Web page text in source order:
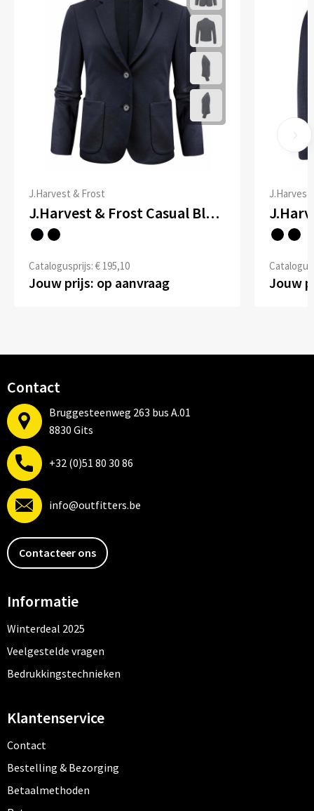
J.Harvest & Frost
J.Harvest & Frost Casual Blazer Blazer Dames
Catalogusprijs: € 195,10
Jouw prijs: op aanvraag
J.Harvest
Jouw
Contact
Bruggesteenweg 263 bus A.01
8830 Gits
+32 (0)51 80 30 86
info@outfitters.be
Contacteer ons
Informatie
Winterdeal 2025
Veelgestelde vragen
Bedrukkingstechnieken
Klantenservice
Contact
Bestelling & Bezorging
Betaalmethoden